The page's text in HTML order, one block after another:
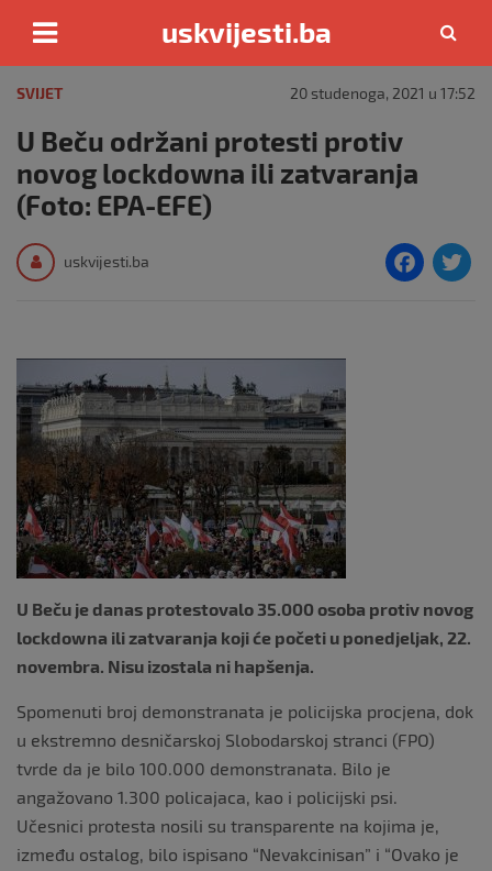
content
uskvijesti.ba
SVIJET 20 studenoga, 2021 u 17:52
U Beču održani protesti protiv
novog lockdowna ili zatvaranja
(Foto: EPA-EFE)
uskvijesti.ba
F
U Beču je danas protestovalo 35.000 osoba protiv novog
lockdowna ili zatvaranja koji će početi u ponedjeljak, 22.
novembra. Nisu izostala ni hapšenja.
Spomenuti broj demonstranata je policijska procjena, dok
u ekstremno desničarskoj Slobodarskoj stranci (FPO)
tvrde da je bilo 100.000 demonstranata. Bilo je
angažovano 1.300 policajaca, kao i policijski psi.
Učesnici protesta nosili su transparente na kojima je,
između ostalog, bilo ispisano “Nevakcinisan” i “Ovako je